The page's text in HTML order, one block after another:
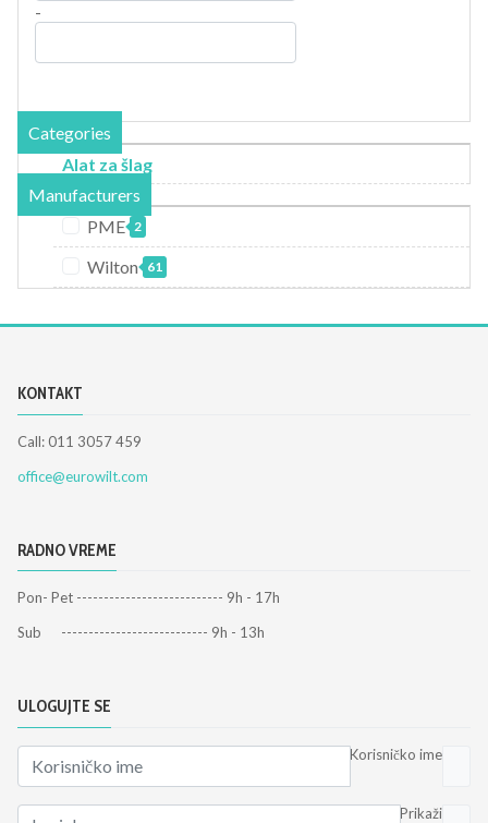
-
Categories
Alat za šlag
Manufacturers
PME 2
Wilton 61
KONTAKT
Call: 011 3057 459
office@eurowilt.com
RADNO VREME
Pon- Pet --------------------------- 9h - 17h
Sub --------------------------- 9h - 13h
ULOGUJTE SE
Korisničko ime
Prikaži